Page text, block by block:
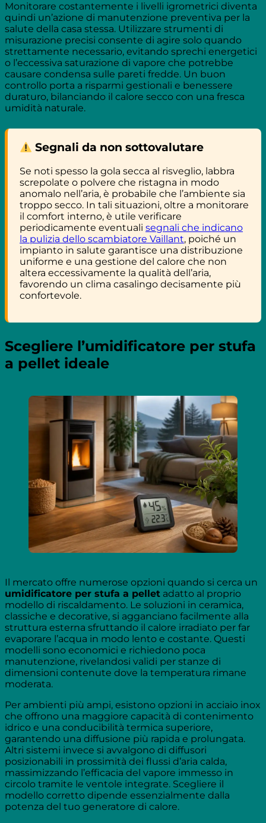
Monitorare costantemente i livelli igrometrici diventa
quindi un’azione di manutenzione preventiva per la
salute della casa stessa. Utilizzare strumenti di
misurazione precisi consente di agire solo quando
strettamente necessario, evitando sprechi energetici
o l’eccessiva saturazione di vapore che potrebbe
causare condensa sulle pareti fredde. Un buon
controllo porta a risparmi gestionali e benessere
duraturo, bilanciando il calore secco con una fresca
umidità naturale.
Segnali da non sottovalutare
Se noti spesso la gola secca al risveglio, labbra
screpolate o polvere che ristagna in modo
anomalo nell’aria, è probabile che l’ambiente sia
troppo secco. In tali situazioni, oltre a monitorare
il comfort interno, è utile verificare
periodicamente eventuali segnali che indicano
la pulizia dello scambiatore Vaillant, poiché un
impianto in salute garantisce una distribuzione
uniforme e una gestione del calore che non
altera eccessivamente la qualità dell’aria,
favorendo un clima casalingo decisamente più
confortevole.
Scegliere l’umidificatore per stufa
a pellet ideale
Il mercato offre numerose opzioni quando si cerca un
umidificatore per stufa a pellet adatto al proprio
modello di riscaldamento. Le soluzioni in ceramica,
classiche e decorative, si agganciano facilmente alla
struttura esterna sfruttando il calore irradiato per far
evaporare l’acqua in modo lento e costante. Questi
modelli sono economici e richiedono poca
manutenzione, rivelandosi validi per stanze di
dimensioni contenute dove la temperatura rimane
moderata.
Per ambienti più ampi, esistono opzioni in acciaio inox
che offrono una maggiore capacità di contenimento
idrico e una conducibilità termica superiore,
garantendo una diffusione più rapida e prolungata.
Altri sistemi invece si avvalgono di diffusori
posizionabili in prossimità dei flussi d’aria calda,
massimizzando l’efficacia del vapore immesso in
circolo tramite le ventole integrate. Scegliere il
modello corretto dipende essenzialmente dalla
potenza del tuo generatore di calore.